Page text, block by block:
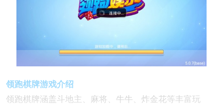
领跑棋牌游戏介绍
领跑棋牌涵盖斗地主、麻将、牛牛、炸金花等丰富玩